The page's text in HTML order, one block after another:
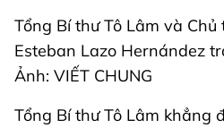
Tổng Bí thư Tô Lâm và Chủ
Esteban Lazo Hernández
Ảnh: VIẾT CHUNG
Tổng Bí thư Tô Lâm khẳng